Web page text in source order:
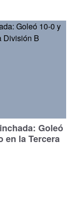
Goleó
en la Tercera